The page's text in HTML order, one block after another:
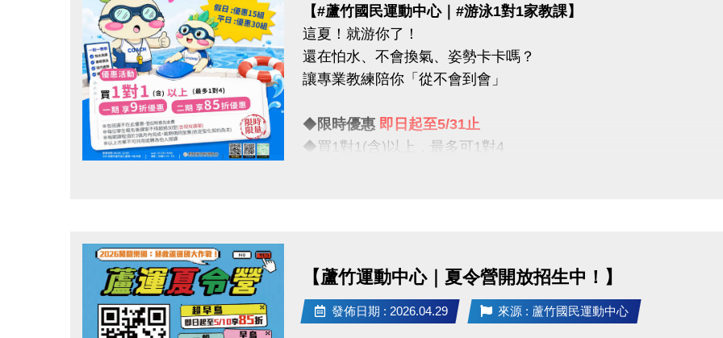
◆ 報名方式：1F 櫃台臨櫃報名
◆ 保證金：$100／隊
※報名請攜帶身分證影本或戶口名簿
【#賽程公告】
◆ 6/16（二）可至臉書或 IG 查看
比賽項目：混合雙打（不限性別）
【#蘆竹國民運動中心｜#游泳1對1家教課】
這夏！就游你了！
還在怕水、不會換氣、姿勢卡卡嗎？
讓專業教練陪你「從不會到會」
◆限時優惠 即日起至5/31止
◆買1對1(含)以上，最多可1對4
真的慢了就沒有！這個夏天，不只是玩水
是讓你真正「學會游」
----------------------------
【蘆竹運動中心｜夏令營開放招生中！】
發佈日期 : 2026.04.29 來源 : 蘆竹國民運動中心